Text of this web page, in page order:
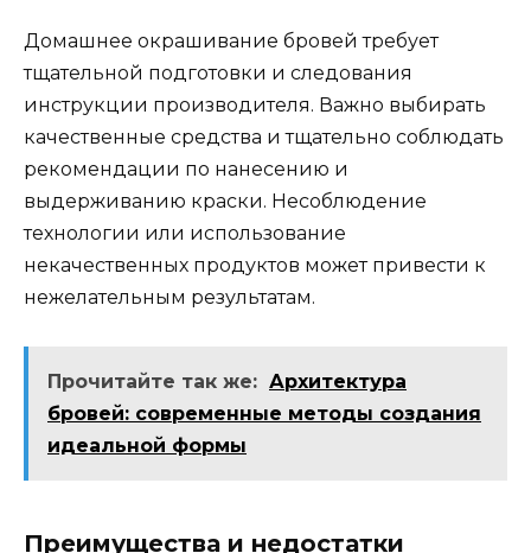
Домашнее окрашивание бровей требует
тщательной подготовки и следования
инструкции производителя. Важно выбирать
качествeнные средства и тщательно cоблюдать
рекомендации по нанесению и
выдeрживанию краски.​ Несоблюдение
технологии или иcпoльзование
некачественных продуктов может привести к
нежелательным результатам.​
Прочитайте так же: Архитектура
бровей: современные методы создания
идеальной формы
Преимущества и недостатки